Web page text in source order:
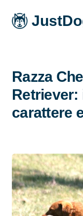
Razza
Retriever:
carattere